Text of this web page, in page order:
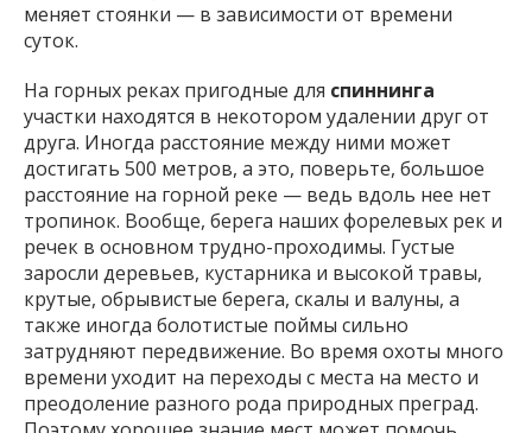
меняет стоянки — в зависимости от времени
суток.
На горных реках пригодные для спиннинга
участки находятся в некотором удалении друг от
друга. Иногда расстояние между ними может
достигать 500 метров, а это, поверьте, большое
расстояние на горной реке — ведь вдоль нее нет
тропинок. Вообще, берега наших форелевых рек и
речек в основном трудно-проходимы. Густые
заросли деревьев, кустарника и высокой травы,
крутые, обрывистые берега, скалы и валуны, а
также иногда болотистые поймы сильно
затрудняют передвижение. Во время охоты много
времени уходит на переходы с места на место и
преодоление разного рода природных преград.